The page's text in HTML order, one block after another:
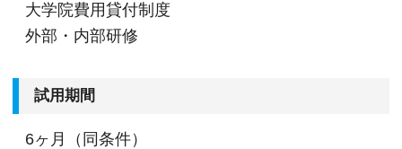
大学院費用貸付制度
外部・内部研修
試用期間
6ヶ月（同条件）